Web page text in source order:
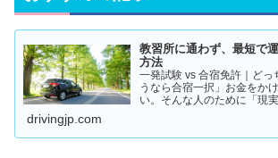
教習所に通わず、最短で
方法
一発試験 vs 合宿免許｜どっ
うなら合宿一択」お金をか
い。そんな人のために「現
2つです。・一発試験…
drivingjp.com